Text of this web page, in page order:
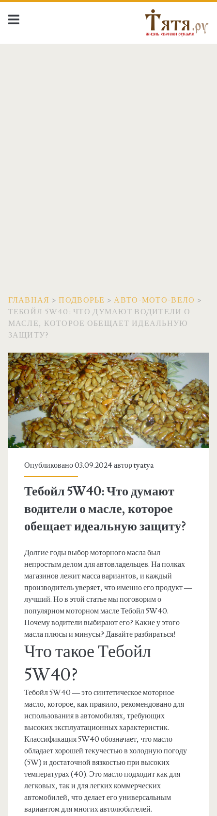
ГЛАВНАЯ >ПОДВОРЬЕ >АВТО-МОТО-ВЕЛО >
ТЕБОЙЛ 5W40: ЧТО ДУМАЮТ ВОДИТЕЛИ О
МАСЛЕ, КОТОРОЕ ОБЕЩАЕТ ИДЕАЛЬНУЮ
ЗАЩИТУ?
Опубликовано 03.09.2024 авторtyatya
Тебойл 5W40: Что думают
водители о масле, которое
обещает идеальную защиту?
Долгие годы выбор моторного масла был
непростым делом для автовладельцев. На полках
магазинов лежит масса вариантов, и каждый
производитель уверяет, что именно его продукт —
лучший. Но в этой статье мы поговорим о
популярном моторном масле Тебойл 5W40.
Почему водители выбирают его? Какие у этого
масла плюсы и минусы? Давайте разбираться!
Что такое Тебойл
5W40?
Тебойл 5W40 — это синтетическое моторное
масло, которое, как правило, рекомендовано для
использования в автомобилях, требующих
высоких эксплуатационных характеристик.
Классификация 5W40 обозначает, что масло
обладает хорошей текучестью в холодную погоду
(5W) и достаточной вязкостью при высоких
температурах (40). Это масло подходит как для
легковых, так и для легких коммерческих
автомобилей, что делает его универсальным
вариантом для многих автолюбителей.